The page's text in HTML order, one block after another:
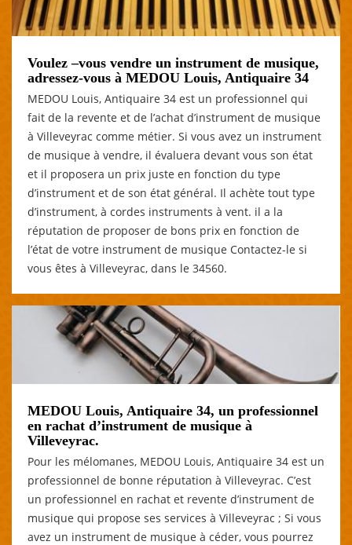
Voulez –vous vendre un instrument de musique,
adressez-vous à MEDOU Louis, Antiquaire 34
MEDOU Louis, Antiquaire 34 est un professionnel qui
fait de la revente et de l’achat d’instrument de musique
à Villeveyrac comme métier. Si vous avez un instrument
de musique à vendre, il évaluera devant vous son état
et il proposera un prix juste en fonction du type
d’instrument et de son état général. Il achète tout type
d’instrument, à cordes instruments à vent. il a la
réputation de proposer de bons prix en fonction de
l’état de votre instrument de musique Contactez-le si
vous êtes à Villeveyrac, dans le 34560.
MEDOU Louis, Antiquaire 34, un professionnel
en rachat d’instrument de musique à
Villeveyrac.
Pour les mélomanes, MEDOU Louis, Antiquaire 34 est un
professionnel de bonne réputation à Villeveyrac. C’est
un professionnel en rachat et revente d’instrument de
musique qui propose ses services à Villeveyrac ; Si vous
avez un instrument de musique à céder, vous pourrez